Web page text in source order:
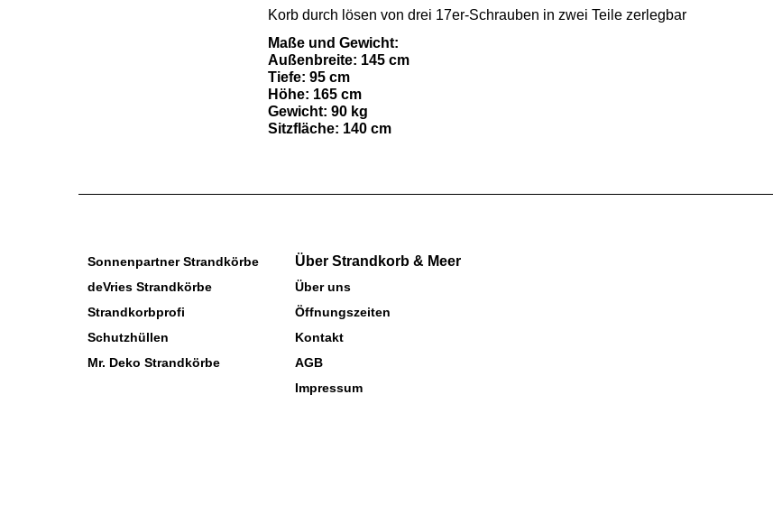
Korb durch lösen von drei 17er-Schrauben in zwei Teile zerlegbar
Maße und Gewicht:
Außenbreite: 145 cm
Tiefe: 95 cm
Höhe: 165 cm
Gewicht: 90 kg
Sitzfläche: 140 cm
Sonnenpartner Strandkörbe
deVries Strandkörbe
Strandkorbprofi
Schutzhüllen
Mr. Deko Strandkörbe
Über Strandkorb & Meer
Über uns
Öffnungszeiten
Kontakt
AGB
Impressum